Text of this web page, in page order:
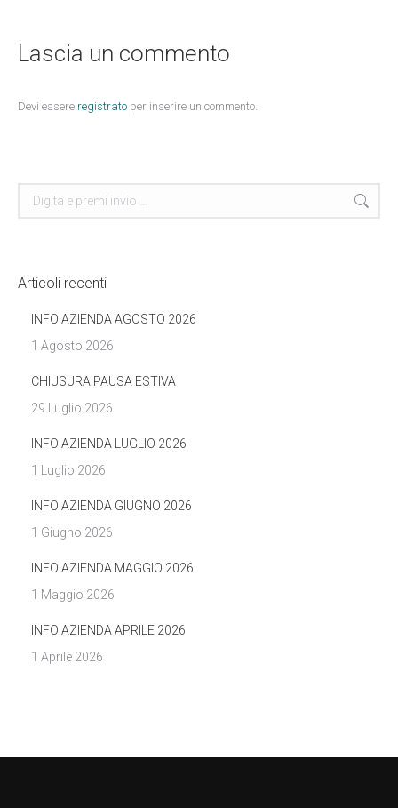
Lascia un commento
Devi essere registrato per inserire un commento.
Cerca
Articoli recenti
INFO AZIENDA AGOSTO 2026
1 Agosto 2026
CHIUSURA PAUSA ESTIVA
29 Luglio 2026
INFO AZIENDA LUGLIO 2026
1 Luglio 2026
INFO AZIENDA GIUGNO 2026
1 Giugno 2026
INFO AZIENDA MAGGIO 2026
1 Maggio 2026
INFO AZIENDA APRILE 2026
1 Aprile 2026